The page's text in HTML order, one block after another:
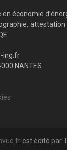
économie
attestation
ing.fr
NANTES
est édité par